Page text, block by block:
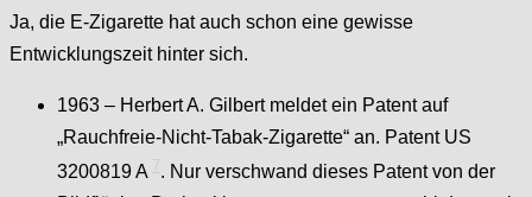
Ja, die E-Zigarette hat auch schon eine gewisse
Entwicklungszeit hinter sich.
1963 – Herbert A. Gilbert meldet ein Patent auf
„Rauchfreie-Nicht-Tabak-Zigarette“ an. Patent US
3200819 A
. Nur verschwand dieses Patent von der